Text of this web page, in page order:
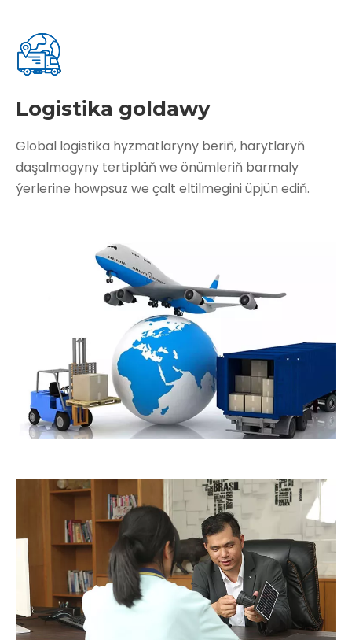
Logistika goldawy
Global logistika hyzmatlaryny beriň, harytlaryň
daşalmagyny tertipläň we önümleriň barmaly
ýerlerine howpsuz we çalt eltilmegini üpjün ediň.